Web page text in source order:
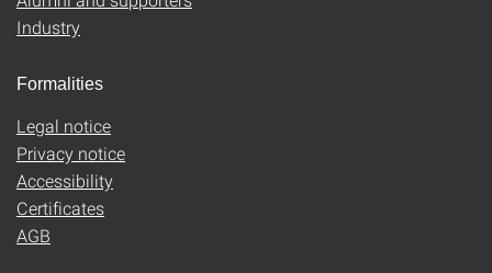
Industry
Formalities
Legal notice
Privacy notice
Accessibility
Certificates
AGB